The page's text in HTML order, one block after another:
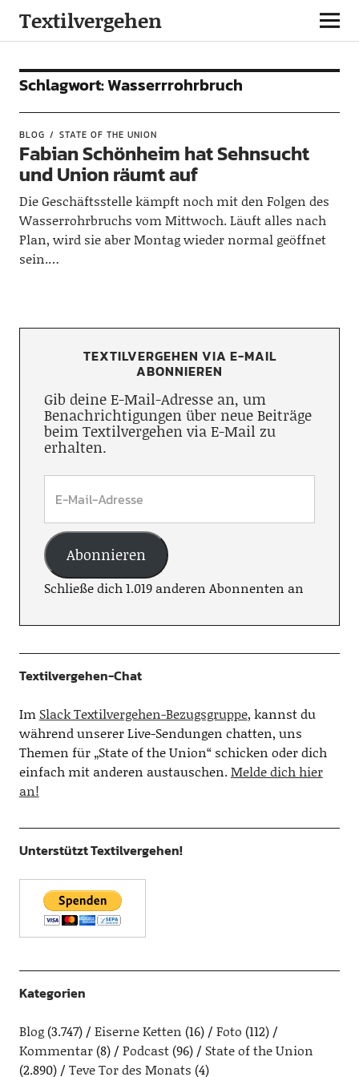
Textilvergehen
Schlagwort:Wasserrrohrbruch
BLOG STATE OF THE UNION
Fabian Schönheim hat Sehnsucht
und Union räumt auf
Die Geschäftsstelle kämpft noch mit den Folgen des
Wasserrohrbruchs vom Mittwoch. Läuft alles nach
Plan, wird sie aber Montag wieder normal geöffnet
sein.…
TEXTILVERGEHEN VIA E-MAIL
ABONNIEREN
Gib deine E-Mail-Adresse an, um
Benachrichtigungen über neue Beiträge
beim Textilvergehen via E-Mail zu
erhalten.
Abonnieren
Schließe dich 1.019 anderen Abonnenten an
Textilvergehen-Chat
Im Slack Textilvergehen-Bezugsgruppe, kannst du
während unserer Live-Sendungen chatten, uns
Themen für „State of the Union“ schicken oder dich
einfach mit anderen austauschen.Melde dich hier
an!
Unterstützt Textilvergehen!
Kategorien
Blog(3.747) Eiserne Ketten (16) Foto (112)
Kommentar(8) Podcast(96)
State of the Union
(2.890)
Teve Tor des Monats (4)